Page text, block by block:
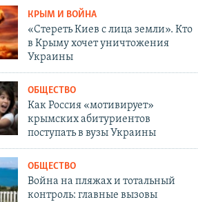
КРЫМ И ВОЙНА
«Стереть Киев с лица земли». Кто
в Крыму хочет уничтожения
Украины
ОБЩЕСТВО
Как Россия «мотивирует»
крымских абитуриентов
поступать в вузы Украины
ОБЩЕСТВО
Война на пляжах и тотальный
контроль: главные вызовы